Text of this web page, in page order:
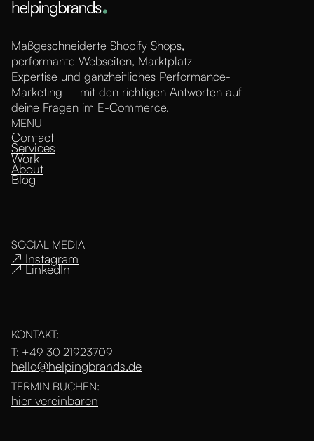
Maßgeschneiderte Shopify Shops,
performante Webseiten, Marktplatz-
Expertise und ganzheitliches Performance-
Marketing – mit den richtigen Antworten auf
deine Fragen im E-Commerce.
MENU
Contact
Services
Work
About
Blog
SOCIAL MEDIA
↗ Instagram
↗ LinkedIn
KONTAKT:
T: +49 30 21923709
hello@helpingbrands.de
TERMIN BUCHEN:
hier vereinbaren